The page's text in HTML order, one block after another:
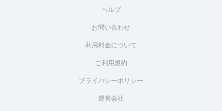
ヘルプ
お問い合わせ
利用料金について
ご利用規約
プライバシーポリシー
運営会社